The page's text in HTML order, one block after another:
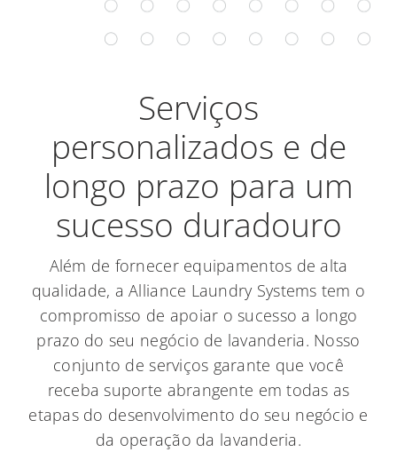
Serviços
personalizados e de
longo prazo para um
sucesso duradouro
Além de fornecer equipamentos de alta
qualidade, a Alliance Laundry Systems tem o
compromisso de apoiar o sucesso a longo
prazo do seu negócio de lavanderia. Nosso
conjunto de serviços garante que você
receba suporte abrangente em todas as
etapas do desenvolvimento do seu negócio e
da operação da lavanderia.